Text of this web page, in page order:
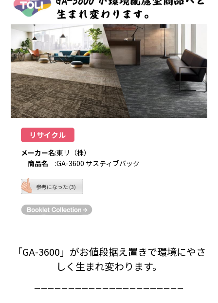
リサイクル
メーカー名:東リ（株）
商品名
:GA-3600 サスティブバック
参考になった (3)
「GA-3600」がお値段据え置きで環境にやさ
しく生まれ変わります。
ーーーーーーーーーーーーーーーーーーーーーー